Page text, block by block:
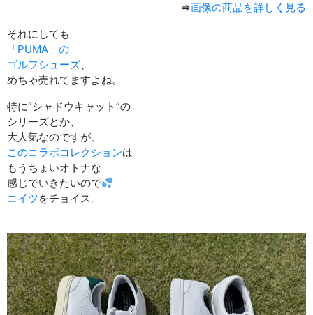
⇒画像の商品を詳しく見る
それにしても
「PUMA」の
ゴルフシューズ、
めちゃ売れてますよね。
特に“シャドウキャット”の
シリーズとか、
大人気なのですが、
このコラボコレクションは
もうちょいオトナな
感じでいきたいので
コイツをチョイス。